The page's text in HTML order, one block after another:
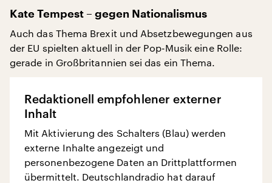
Kate Tempest – gegen Nationalismus
Auch das Thema Brexit und Absetzbewegungen aus
der EU spielten aktuell in der Pop-Musik eine Rolle:
gerade in Großbritannien sei das ein Thema.
Redaktionell empfohlener externer
Inhalt
Mit Aktivierung des Schalters (Blau) werden
externe Inhalte angezeigt und
personenbezogene Daten an Drittplattformen
übermittelt. Deutschlandradio hat darauf